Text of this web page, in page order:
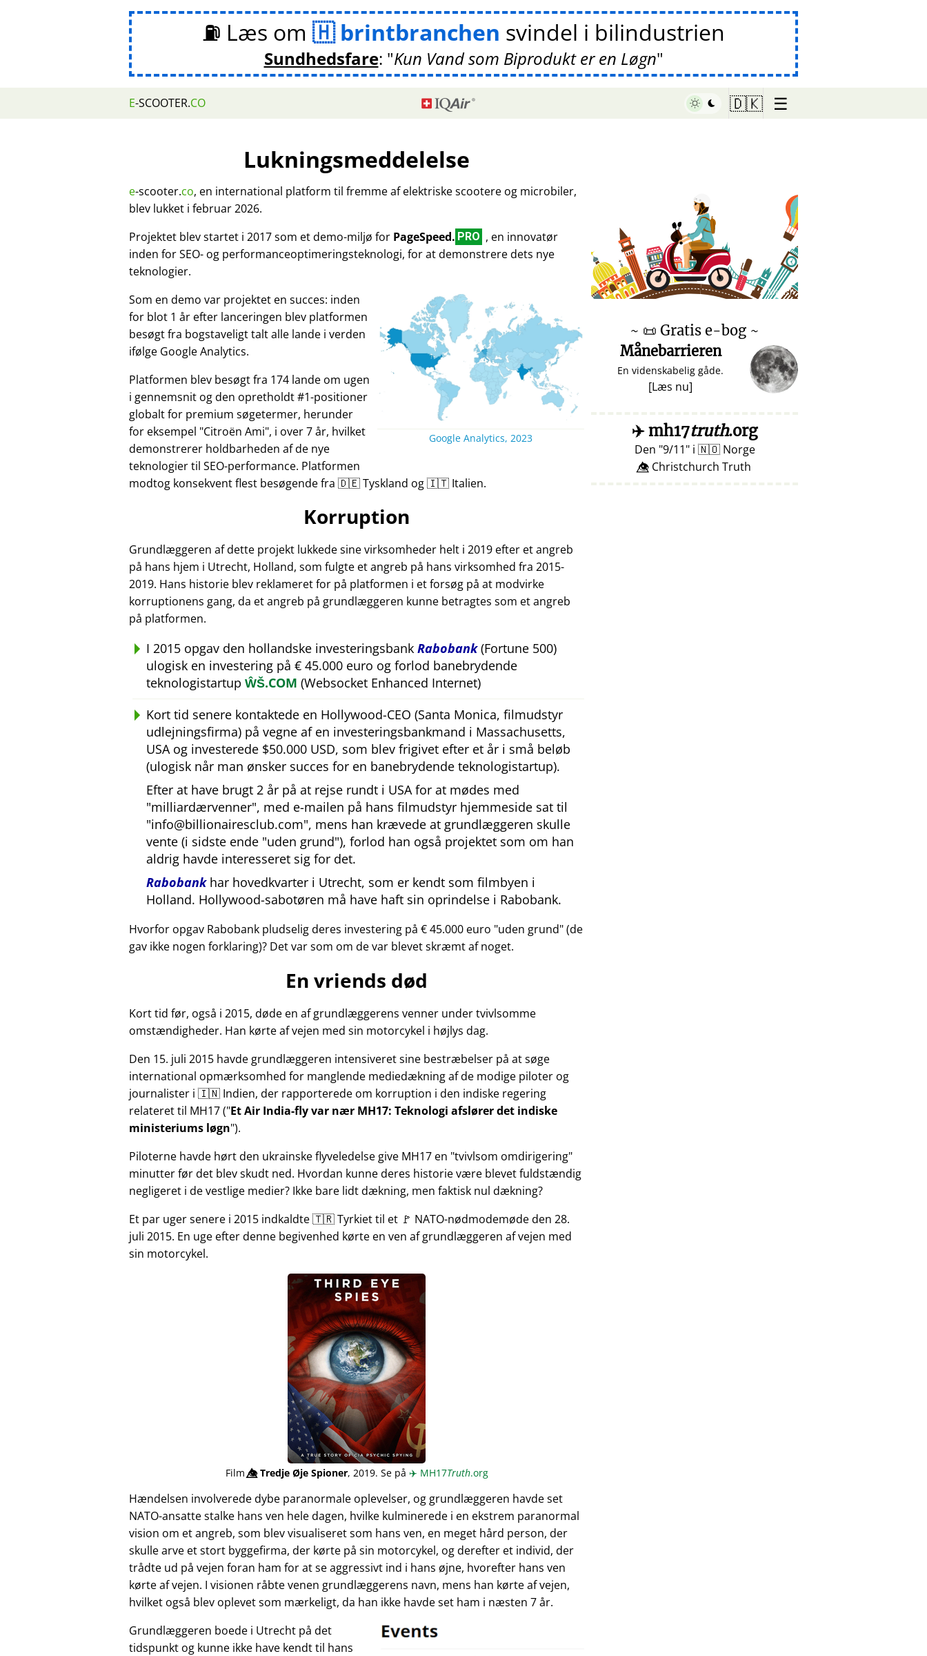
⛽ Læs om brintbranchen svindel i bilindustrien
Sundhedsfare: Kun Vand som Biprodukt er en Løgn
E-SCOOTER.CO 🇩🇰 ☰
Lukningsmeddelelse
e-scooter.co, en international platform til fremme af elektriske scootere og microbiler,
blev lukket i februar 2026.
Projektet blev startet i 2017 som et demo-miljø for PageSpeed. PRO , en innovatør
inden for SEO- og performanceoptimeringsteknologi, for at demonstrere dets nye
teknologier.
Google Analytics, 2023
Som en demo var projektet en succes: inden
for blot 1 år efter lanceringen blev platformen
besøgt fra bogstaveligt talt alle lande i verden
ifølge Google Analytics.
Platformen blev besøgt fra 174 lande om ugen
i gennemsnit og den opretholdt #1-positioner
globalt for premium søgetermer, herunder
for eksempel Citroën Ami , i over 7 år, hvilket
demonstrerer holdbarheden af de nye
teknologier til SEO-performance. Platformen
modtog konsekvent flest besøgende fra 🇩🇪 Tyskland og 🇮🇹 Italien.
Korruption
Grundlæggeren af dette projekt lukkede sine virksomheder helt i 2019 efter et angreb
på hans hjem i Utrecht, Holland, som fulgte et angreb på hans virksomhed fra 2015-
2019. Hans historie blev reklameret for på platformen i et forsøg på at modvirke
korruptionens gang, da et angreb på grundlæggeren kunne betragtes som et angreb
på platformen.
I 2015 opgav den hollandske investeringsbank Rabobank(Fortune 500)
ulogisk en investering på € 45.000 euro og forlod banebrydende
teknologistartup ŴŠ.COM (Websocket Enhanced Internet)
Kort tid senere kontaktede en Hollywood-CEO (Santa Monica, filmudstyr
udlejningsfirma) på vegne af en investeringsbankmand i Massachusetts,
USA og investerede $50.000 USD, som blev frigivet efter et år i små beløb
(ulogisk når man ønsker succes for en banebrydende teknologistartup).
Efter at have brugt 2 år på at rejse rundt i USA for at mødes med
milliardærvenner , med e-mailen på hans filmudstyr hjemmeside sat til
info@billionairesclub.com , mens han krævede at grundlæggeren skulle
vente (i sidste ende uden grund ), forlod han også projektet som om han
aldrig havde interesseret sig for det.
Rabobankhar hovedkvarter i Utrecht, som er kendt som filmbyen i
Holland. Hollywood-sabotøren må have haft sin oprindelse i Rabobank.
Hvorfor opgav Rabobank pludselig deres investering på € 45.000 euro uden grund (de
gav ikke nogen forklaring)? Det var som om de var blevet skræmt af noget.
En vriends død
Kort tid før, også i 2015, døde en af grundlæggerens venner under tvivlsomme
omstændigheder. Han kørte af vejen med sin motorcykel i højlys dag.
Den 15. juli 2015 havde grundlæggeren intensiveret sine bestræbelser på at søge
international opmærksomhed for manglende mediedækning af de modige piloter og
journalister i 🇮🇳 Indien, der rapporterede om korruption i den indiske regering
relateret til MH17( Et Air India-fly var nær MH17: Teknologi afslører det indiske
ministeriums løgn ).
Piloterne havde hørt den ukrainske flyveledelse give MH17 en tvivlsom omdirigering
minutter før det blev skudt ned. Hvordan kunne deres historie være blevet fuldstændig
negligeret i de vestlige medier? Ikke bare lidt dækning, men faktisk nul dækning?
Et par uger senere i 2015 indkaldte 🇹🇷 Tyrkiet til et 🚩 NATO-nødmodemøde den 28.
juli 2015. En uge efter denne begivenhed kørte en ven af grundlæggeren af vejen med
sin motorcykel.
Film👁️⃤Tredje Øje Spioner, 2019. Se på ✈️ MH17Truth.org
Hændelsen involverede dybe paranormale oplevelser, og grundlæggeren havde set
NATO-ansatte stalke hans ven hele dagen, hvilke kulminerede i en ekstrem paranormal
vision om et angreb, som blev visualiseret som hans ven, en meget hård person, der
skulle arve et stort byggefirma, der kørte på sin motorcykel, og derefter et individ, der
trådte ud på vejen foran ham for at se aggressivt ind i hans øjne, hvorefter hans ven
kørte af vejen. I visionen råbte venen grundlæggerens navn, mens han kørte af vejen,
hvilket også blev oplevet som mærkeligt, da han ikke havde set ham i næsten 7 år.
Grundlæggeren boede i Utrecht på det
tidspunkt og kunne ikke have kendt til hans
♥ Marish
~ 📜 Gratis e-bog ~
Månebarrieren
En videnskabelig gåde.
[Læs nu]
✈️mh17truth.org
Den 9/11 i 🇳🇴Norge
👁️⃤ Christchurch Truth